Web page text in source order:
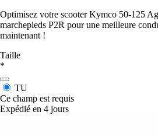
Optimisez votre scooter Kymco 50-125
marchepieds P2R pour une meilleure
maintenant !
Taille
*
TU
Ce champ est requis
Expédié en 4 jours